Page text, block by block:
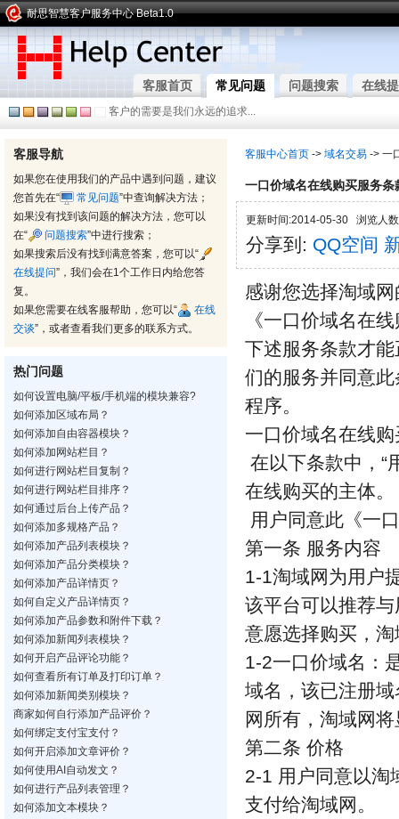
耐思智慧客户服务中心 Beta1.0
客服首页 常见问题 问题搜索 在线
客户的需要是我们永远的追求...
客服导航
如果您在使用我们的产品中遇到问题，建议
您首先在“
常见问题”中查询解决方法；
如果没有找到该问题的解决方法，您可以
在“
问题搜索”中进行搜索；
如果搜索后没有找到满意答案，您可以“
在线提问”，我们会在1个工作日内给您答
复。
如果您需要在线客服帮助，您可以“
在线
交谈”，或者查看我们更多的联系方式。
热门问题
如何设置电脑/平板/手机端的模块兼容?
如何添加区域布局？
如何添加自由容器模块？
如何添加网站栏目？
如何进行网站栏目复制？
如何进行网站栏目排序？
如何通过后台上传产品？
如何添加多规格产品？
如何添加产品列表模块？
如何添加产品分类模块？
如何添加产品详情页？
如何自定义产品详情页？
如何添加产品参数和附件下载？
如何添加新闻列表模块？
如何开启产品评论功能？
如何查看所有订单及打印订单？
如何添加新闻类别模块？
商家如何自行添加产品评价？
如何绑定支付宝支付？
如何开启添加文章评价？
如何使用AI自动发文？
如何进行产品列表管理？
如何添加文本模块？
客服中心首页 -> 域名交易 -> 一
一口价域名在线购买服务条
更新时间:2014-05-30 浏览人
分享到: QQ空间
感谢您选择淘域
《一口价域名在
下述服务条款才
们的服务并同意
程序。
一口价域名在线
在以下条款中，“
在线购买的主体。
用户同意此《一
第一条 服务内容
1-1淘域网为用户
该平台可以推荐
意愿选择购买，
1-2一口价域名：
域名，该已注册
网所有，淘域网
第二条 价格
2-1 用户同意以淘
支付给淘域网。